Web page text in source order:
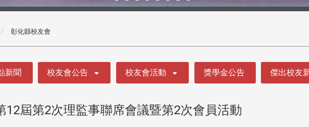
彰化縣校友會
新聞 校友會公告 校友會活動 獎學金公告 傑出校友
12屆第2次理監事聯席會議暨第2次會員活動